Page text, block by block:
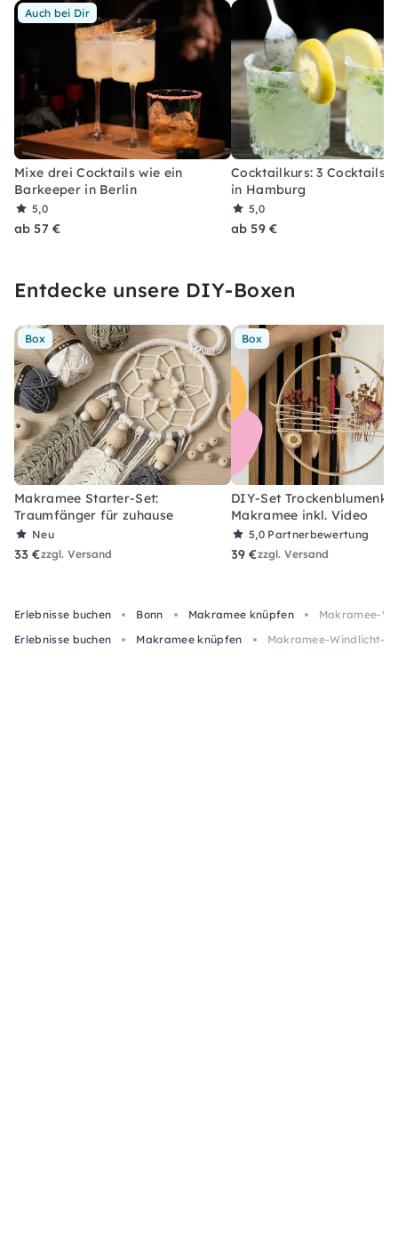
Auch bei Dir
Mixe drei Cocktails wie ein
Barkeeper in Berlin
5,0
ab 57 €
Cocktailkurs: 3 Cocktails
in Hamburg
5,0
ab 59 €
Entdecke unsere DIY-Boxen
Box
Makramee Starter-Set:
Traumfänger für zuhause
Neu
33 €zzgl. Versand
Box
DIY-Set
Makramee inkl. Video
5,0 Partnerbewertung
39 €zzgl. Versand
Erlebnisse buchen Bonn Makramee knüpfen
Makramee-
Erlebnisse buchen
Makramee knüpfen Makramee-Windlicht-